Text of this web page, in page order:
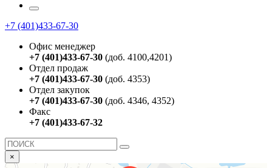
+7 (401)433-67-30
Офис менеджер
+7 (401)433-67-30 (доб. 4100,4201)
Отдел продаж
+7 (401)433-67-30 (доб. 4353)
Отдел закупок
+7 (401)433-67-30 (доб. 4346, 4352)
Факс
+7 (401)433-67-32
×